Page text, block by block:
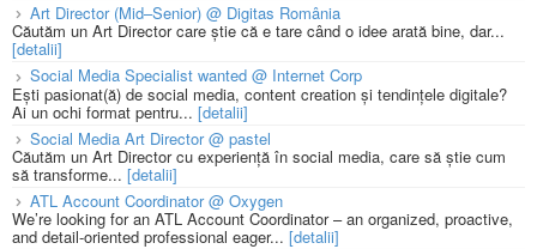
Art Director (Mid–Senior) @ Digitas România
Căutăm un Art Director care știe că e tare când o idee arată bine, dar...
[detalii]
Social Media Specialist wanted @ Internet Corp
Ești pasionat(ă) de social media, content creation și tendințele digitale?
Ai un ochi format pentru... [detalii]
Social Media Art Director @ pastel
Căutăm un Art Director cu experiență în social media, care să știe cum
să transforme... [detalii]
ATL Account Coordinator @ Oxygen
We’re looking for an ATL Account Coordinator – an organized, proactive,
and detail-oriented professional eager... [detalii]